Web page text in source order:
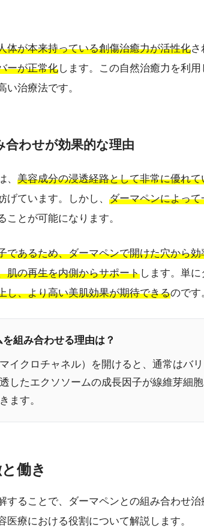
体が本来持っている創傷治癒力が活性化
ーが正常化します。この自然治癒力を利
い治療法です。
わせが効果的な理由
、 美容成分の浸透経路として非常に優れて
ています。しかし、 ダーマペンによっ
とが可能になります。
であるため、ダーマペンで開けた穴から効
肌の再生を内側からサポートします。単
し、より高い美肌効果が期待できるのです
組み合わせる理由は？
イクロチャネル）を開けると、通常はバ
したエクソソームの成長因子が線維芽細
ます。
働き
することで、ダーマペンとの組み合わせ
療における役割について解説します。